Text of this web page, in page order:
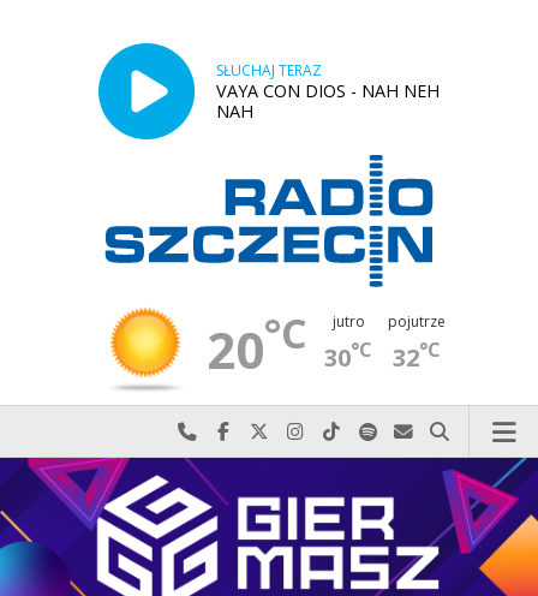
SŁUCHAJ TERAZ
VAYA CON DIOS - NAH NEH
NAH
20°C jutro
30°C
pojutrze
32°C
Najlepiej po prostu do nas zadzwoń
Odwiedź nas na Facebook-u
Odwiedź nas na X
Odwiedź nas na Instagram-ie
Odwiedź nas na TikTok-u
Szukaj nas na Spotify
Wyślij do nas
Szukaj